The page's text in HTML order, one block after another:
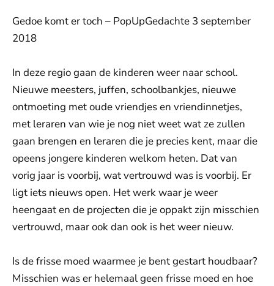
Gedoe komt er toch – PopUpGedachte 3 september
2018
In deze regio gaan de kinderen weer naar school.
Nieuwe meesters, juffen, schoolbankjes, nieuwe
ontmoeting met oude vriendjes en vriendinnetjes,
met leraren van wie je nog niet weet wat ze zullen
gaan brengen en leraren die je precies kent, maar die
opeens jongere kinderen welkom heten. Dat van
vorig jaar is voorbij, wat vertrouwd was is voorbij. Er
ligt iets nieuws open. Het werk waar je weer
heengaat en de projecten die je oppakt zijn misschien
vertrouwd, maar ook dan ook is het weer nieuw.
Is de frisse moed waarmee je bent gestart houdbaar?
Misschien was er helemaal geen frisse moed en hoe